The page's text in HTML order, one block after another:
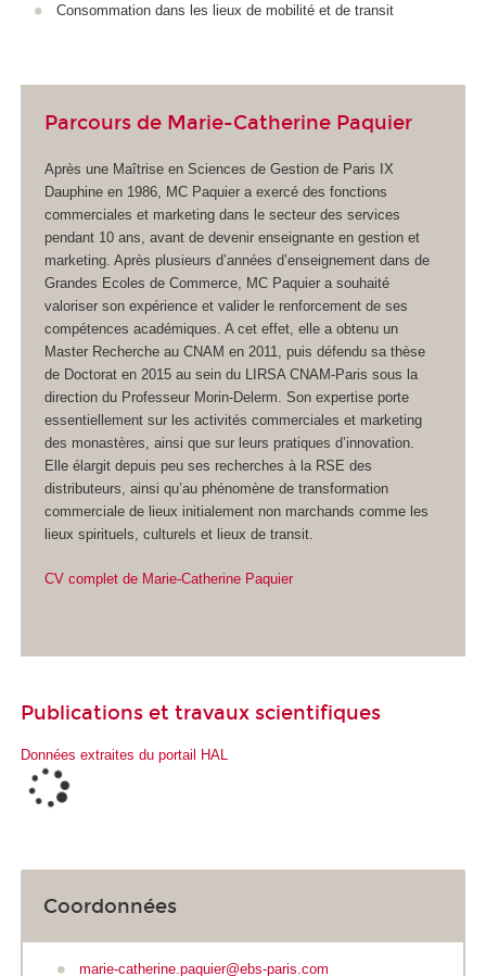
Consommation dans les lieux de mobilité et de transit
Parcours de Marie-Catherine Paquier
Après une Maîtrise en Sciences de Gestion de Paris IX
Dauphine en 1986, MC Paquier a exercé des fonctions
commerciales et marketing dans le secteur des services
pendant 10 ans, avant de devenir enseignante en gestion et
marketing. Après plusieurs d’années d’enseignement dans de
Grandes Ecoles de Commerce, MC Paquier a souhaité
valoriser son expérience et valider le renforcement de ses
compétences académiques. A cet effet, elle a obtenu un
Master Recherche au CNAM en 2011, puis défendu sa thèse
de Doctorat en 2015 au sein du LIRSA CNAM-Paris sous la
direction du Professeur Morin-Delerm. Son expertise porte
essentiellement sur les activités commerciales et marketing
des monastères, ainsi que sur leurs pratiques d’innovation.
Elle élargit depuis peu ses recherches à la RSE des
distributeurs, ainsi qu’au phénomène de transformation
commerciale de lieux initialement non marchands comme les
lieux spirituels, culturels et lieux de transit.
CV complet de Marie-Catherine Paquier
Publications et travaux scientifiques
Données extraites du portail HAL
Coordonnées
marie-catherine.paquier@ebs-paris.com